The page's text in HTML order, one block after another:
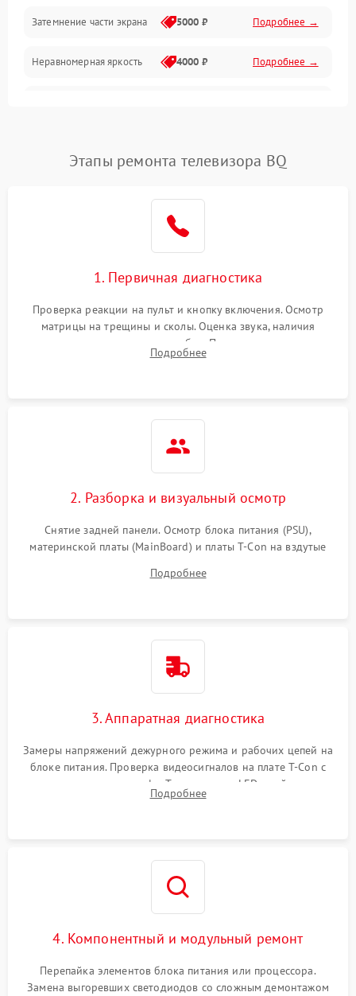
Механические повреждения
Программное обеспечение
Сеть и подключения
Затемнение части экрана 5000 ₽ Подробнее →
Неравномерная яркость 4000 ₽ Подробнее →
Этапы ремонта телевизора BQ
1. Первичная диагностика
Проверка реакции на пульт и кнопку включения. Осмотр
матрицы на трещины и сколы. Оценка звука, наличия
подсветки и индикаторов ошибок. Подключение тестовых
источников сигнала для выявления симптомов поломки.
Подробнее
2. Разборка и визуальный осмотр
Снятие задней панели. Осмотр блока питания (PSU),
материнской платы (MainBoard) и платы T-Con на вздутые
Проверка надежности фиксации и целостности шлейфов.
Подробнее
3. Аппаратная диагностика
Замеры напряжений дежурного режима и рабочих цепей на
блоке питания. Проверка видеосигналов на плате T-Con с
помощью осциллографа. Тестирование LED-драйвера и
светодиодных планок подсветки мультиметром.
Подробнее
4. Компонентный и модульный ремонт
Перепайка элементов блока питания или процессора.
Замена выгоревших светодиодов со сложным демонтажом